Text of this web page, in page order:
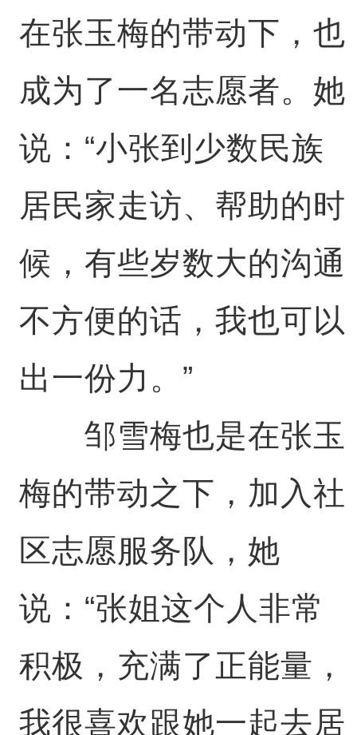
在张玉梅的带动下，也
成为了一名志愿者。她
说：“小张到少数民族
居民家走访、帮助的时
候，有些岁数大的沟通
不方便的话，我也可以
出一份力。”
邹雪梅也是在张玉
梅的带动之下，加入社
区志愿服务队，她
说：“张姐这个人非常
积极，充满了正能量，
我很喜欢跟她一起去居